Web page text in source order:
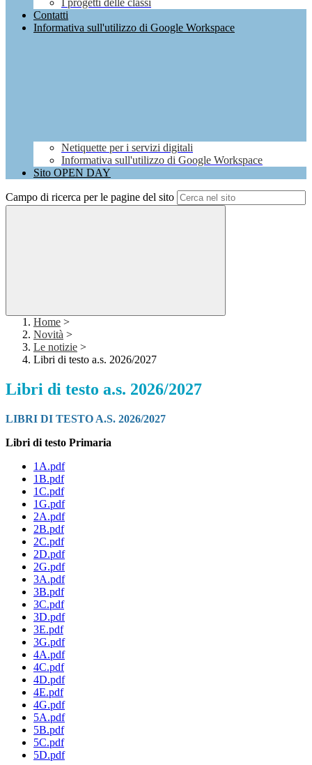
I progetti delle classi
Contatti
Informativa sull'utilizzo di Google Workspace
Netiquette per i servizi digitali
Informativa sull'utilizzo di Google Workspace
Sito OPEN DAY
Campo di ricerca per le pagine del sito
Home >
Novità >
Le notizie >
Libri di testo a.s. 2026/2027
Libri di testo a.s. 2026/2027
LIBRI DI TESTO A.S. 2026/2027
Libri di testo Primaria
1A.pdf
1B.pdf
1C.pdf
1G.pdf
2A.pdf
2B.pdf
2C.pdf
2D.pdf
2G.pdf
3A.pdf
3B.pdf
3C.pdf
3D.pdf
3E.pdf
3G.pdf
4A.pdf
4C.pdf
4D.pdf
4E.pdf
4G.pdf
5A.pdf
5B.pdf
5C.pdf
5D.pdf